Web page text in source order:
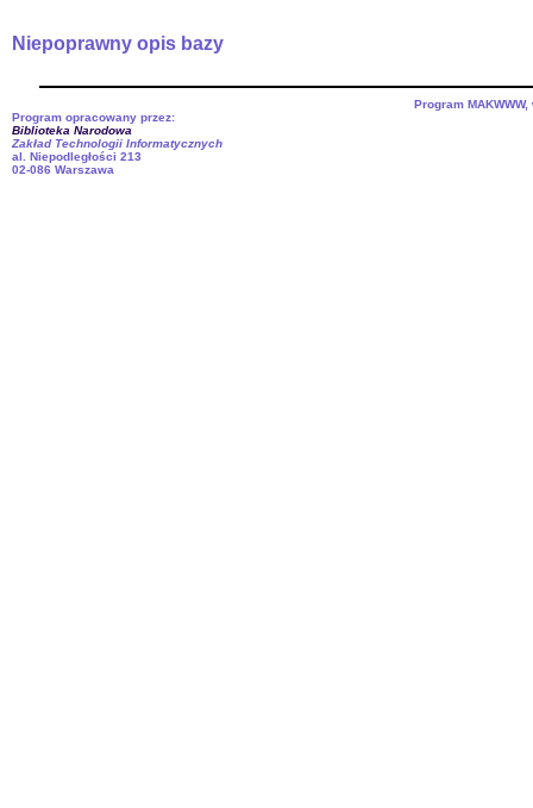
Niepoprawny opis bazy
Program
Program opracowany przez:
Biblioteka Narodowa
Zakład Technologii Informatycznych
al. Niepodległości 213
02-086 Warszawa